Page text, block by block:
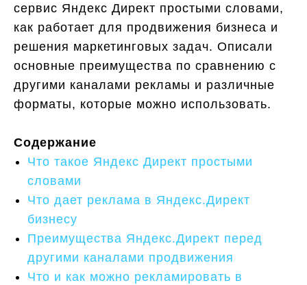
сервис Яндекс Директ простыми словами,
как работает для продвижения бизнеса и
решения маркетинговых задач. Описали
основные преимущества по сравнению с
другими каналами рекламы и различные
форматы, которые можно использовать.
Содержание
Что такое Яндекс Директ простыми
словами
Что дает реклама в Яндекс.Директ
бизнесу
Преимущества Яндекс.Директ перед
другими каналами продвижения
Что и как можно рекламировать в